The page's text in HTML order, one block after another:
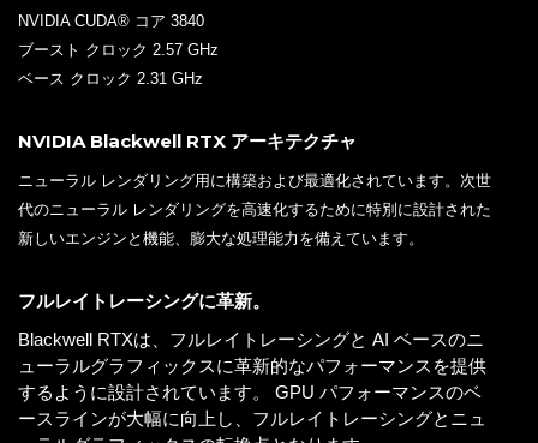
NVIDIA CUDA® コア 3840
ブースト クロック 2.57 GHz
ベース クロック 2.31 GHz
NVIDIA Blackwell RTX アーキテクチャ
ニューラル レンダリング用に構築および最適化されています。次世
代のニューラル レンダリングを高速化するために特別に設計された
新しいエンジンと機能、膨大な処理能力を備えています。
フルレイトレーシングに革新。
Blackwell RTXは、フルレイトレーシングと AI ベースのニ
ューラルグラフィックスに革新的なパフォーマンスを提供
するように設計されています。 GPU パフォーマンスのベ
ースラインが大幅に向上し、フルレイトレーシングとニュ